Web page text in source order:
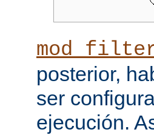
posterior,
ser
ejecución.